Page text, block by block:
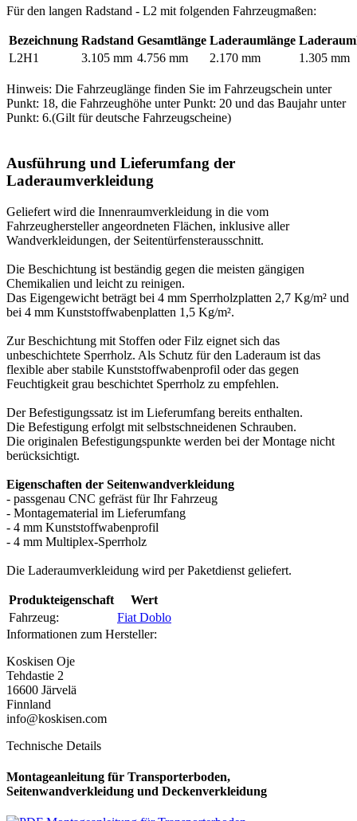
Für den langen Radstand - L2 mit folgenden Fahrzeugmaßen:
Bezeichnung Radstand Gesamtlänge Laderaumlänge
L2H1
3.105 mm 4.756 mm 2.170 mm 1.305 mm
Hinweis: Die Fahrzeuglänge finden Sie im Fahrzeugschein unter
Punkt: 18, die Fahrzeughöhe unter Punkt: 20 und das Baujahr unter
Punkt: 6.(Gilt für deutsche Fahrzeugscheine)
Ausführung und Lieferumfang der
Laderaumverkleidung
Geliefert wird die Innenraumverkleidung in die vom
Fahrzeughersteller angeordneten Flächen, inklusive aller
Wandverkleidungen, der Seitentürfensterausschnitt.
Die Beschichtung ist beständig gegen die meisten gängigen
Chemikalien und leicht zu reinigen.
Das Eigengewicht beträgt bei 4 mm Sperrholzplatten 2,7 Kg/m² und
bei 4 mm Kunststoffwabenplatten 1,5 Kg/m².
Zur Beschichtung mit Stoffen oder Filz eignet sich das
unbeschichtete Sperrholz. Als Schutz für den Laderaum ist das
flexible aber stabile Kunststoffwabenprofil oder das gegen
Feuchtigkeit grau beschichtet Sperrholz zu empfehlen.
Der Befestigungssatz ist im Lieferumfang bereits enthalten.
Die Befestigung erfolgt mit selbstschneidenen Schrauben.
Die originalen Befestigungspunkte werden bei der Montage nicht
berücksichtigt.
Eigenschaften der Seitenwandverkleidung
- passgenau CNC gefräst für Ihr Fahrzeug
- Montagematerial im Lieferumfang
- 4 mm Kunststoffwabenprofil
- 4 mm Multiplex-Sperrholz
Die Laderaumverkleidung wird per Paketdienst geliefert.
Produkteigenschaft
Wert
Fahrzeug:
Fiat Doblo
Informationen zum Hersteller:
Koskisen Oje
Tehdastie 2
16600 Järvelä
Finnland
info@koskisen.com
Technische Details
Montageanleitung für Transporterboden,
Seitenwandverkleidung und Deckenverkleidung